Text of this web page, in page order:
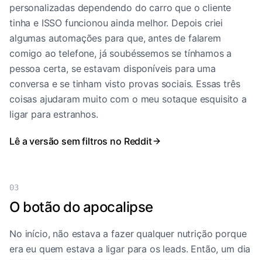
personalizadas dependendo do carro que o cliente
tinha e ISSO funcionou ainda melhor. Depois criei
algumas automações para que, antes de falarem
comigo ao telefone, já soubéssemos se tínhamos a
pessoa certa, se estavam disponíveis para uma
conversa e se tinham visto provas sociais. Essas três
coisas ajudaram muito com o meu sotaque esquisito a
ligar para estranhos.
Lê a versão sem filtros no Reddit
03
O botão do apocalipse
No início, não estava a fazer qualquer nutrição porque
era eu quem estava a ligar para os leads. Então, um dia